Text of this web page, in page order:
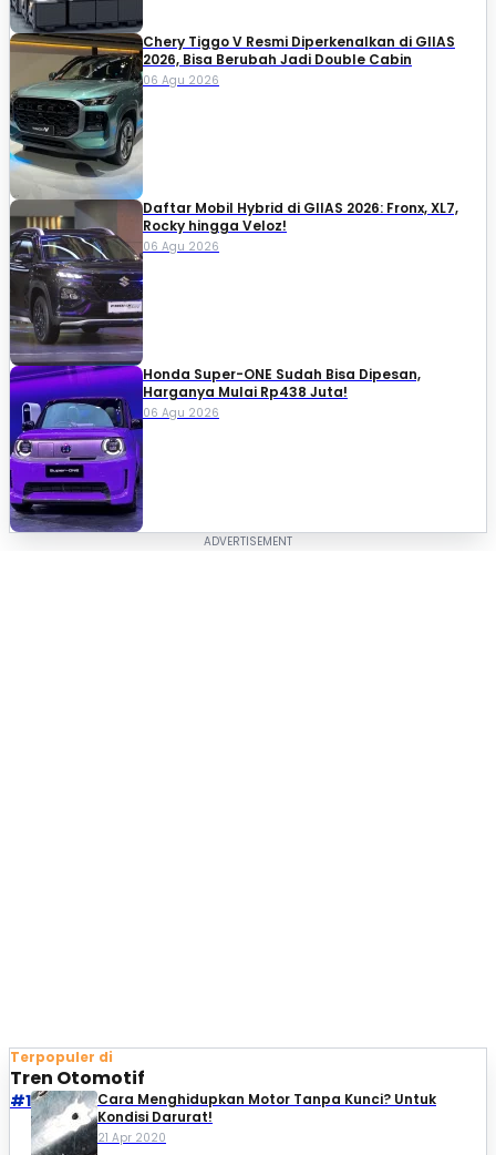
Chery Tiggo V Resmi Diperkenalkan di GIIAS
2026, Bisa Berubah Jadi Double Cabin
06 Agu 2026
Daftar Mobil Hybrid di GIIAS 2026: Fronx, XL7,
Rocky hingga Veloz!
06 Agu 2026
Honda Super-ONE Sudah Bisa Dipesan,
Harganya Mulai Rp438 Juta!
06 Agu 2026
Terpopuler di
Tren Otomotif
#1
Cara Menghidupkan Motor Tanpa Kunci? Untuk
Kondisi Darurat!
21 Apr 2020